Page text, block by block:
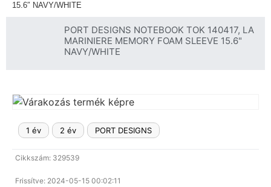
ELFELEJTETT JELSZÓ
LAPTOP ALKATRÉSZ
KOMPONENS
ÚJ LAPTOPOK
LAPTOP SZERVIZ
15.6″ NAVY/WHITE
PORT DESIGNS NOTEBOOK TOK 140417, LA
MARINIERE MEMORY FOAM SLEEVE 15.6"
NAVY/WHITE
1 év 2 év PORT DESIGNS
Cikkszám: 329539
Frissítve: 2024-05-15 00:02:11